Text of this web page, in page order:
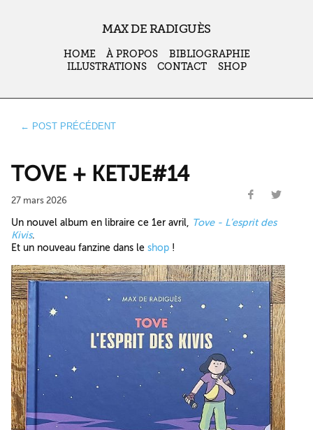
MAX DE RADIGUÈS
HOME À PROPOS
BIBLIOGRAPHIE
ILLUSTRATIONS
CONTACT SHOP
← POST PRÉCÉDENT
TOVE + KETJE#14
27 mars 2026
Un nouvel album en libraire ce 1er avril, Tove - L’esprit des
Kivis.
Et un nouveau fanzine dans le shop !